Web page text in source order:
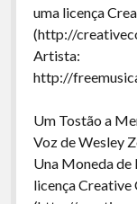
uma licença
(http://
Artista:
http://
Um Tostão a
Voz de Wesley
Una Moneda de
licença